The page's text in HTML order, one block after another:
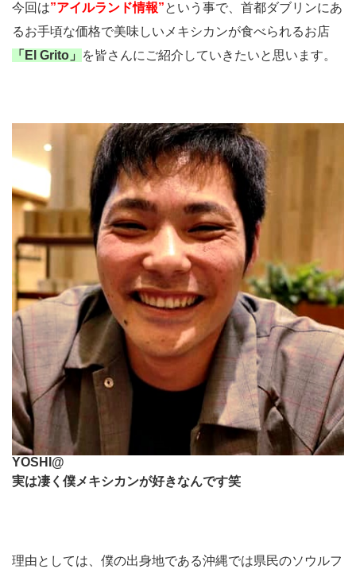
今回は”アイルランド情報”という事で、首都ダブリンにあ
るお手頃な価格で美味しいメキシカンが食べられるお店
「El Grito」
を皆さんにご紹介していきたいと思います。
YOSHI@
実は凄く僕メキシカンが好きなんです笑
理由としては、僕の出身地である沖縄では県民のソウルフ